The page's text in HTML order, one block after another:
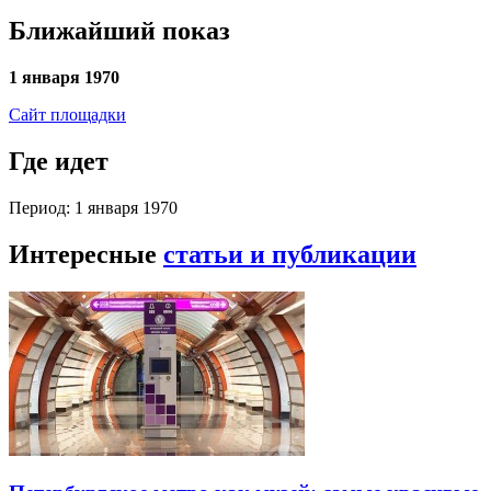
Ближайший показ
1 января 1970
Сайт площадки
Где идет
Период: 1 января 1970
Интересные статьи и публикации